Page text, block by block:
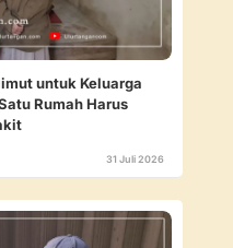
untuk Keluarga
Rumah Harus
31 Juli 2026